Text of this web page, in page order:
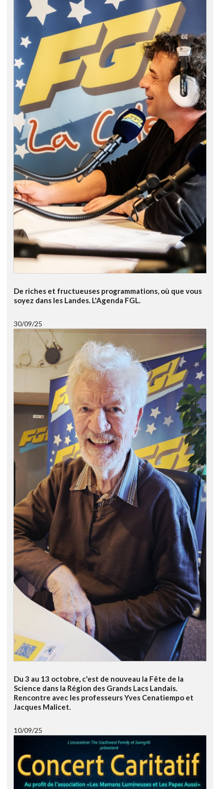
De riches et fructueuses programmations, où que vous
soyez dans les Landes. L'Agenda FGL.
30/09/25
Du 3 au 13 octobre, c'est de nouveau la Fête de la
Science dans la Région des Grands Lacs Landais.
Rencontre avec les professeurs Yves Cenatiempo et
Jacques Malicet.
10/09/25